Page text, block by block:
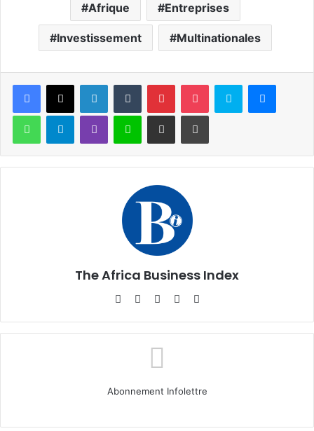
Afrique Entreprises
Investissement Multinationales
Facebook
X LinkedinTumblr PinterestPocket Skype
WhatsAppTelegramViber Ligne Partager par email Imprimer
The Africa Business Index
WebsiteFacebook
X Linkedin
Abonnement Infolettre